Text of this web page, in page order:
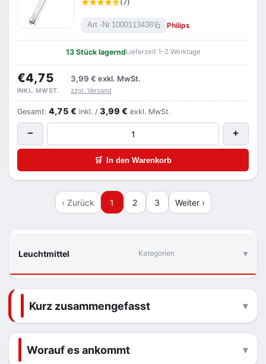
Leuchtmittel Kategorien
Art.-Nr.1000113438 Philips
13 Stück lagerndLieferzeit 1–2 Werktage
€4,75 3,99 € exkl. MwSt.
INKL. MWST. zzgl. Versand
Gesamt: 4,75 € inkl. / 3,99 € exkl. MwSt.
− +
🛒 In den Warenkorb
‹ Zurück 1 2 3 Weiter ›
Kurz zusammengefasst
Worauf es ankommt